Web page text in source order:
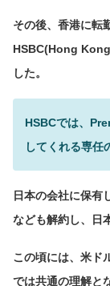
その後、香港に転
HSBC(Hong
した。
HSBCでは、
してくれる専
日本の会社に保有
なども解約し、日
この頃には、米ド
では共通の理解と